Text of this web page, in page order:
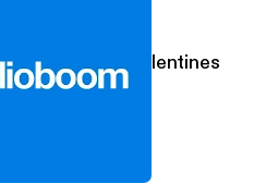
for St Valentines